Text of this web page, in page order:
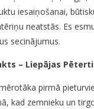
iesaiņošanai,
neatstās. Es
secinājumus.
– Liepājas
pirmā
kad zemnieku un